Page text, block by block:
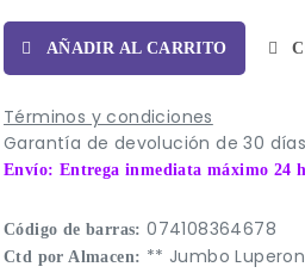
AÑADIR AL CARRITO
Términos y condiciones
Garantía de devolución de 30 días
Envío: Entrega inmediata máximo 24
Código de barras:074108364678
Ctd por Almacen: ** Jumbo